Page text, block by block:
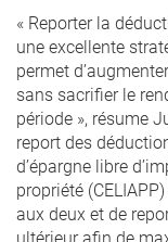
« Reporter la
une excellente
permet
sans sacrifier le
période », résume
report des
d’épargne libre
propriété
aux deux et de
ultérieur afin de